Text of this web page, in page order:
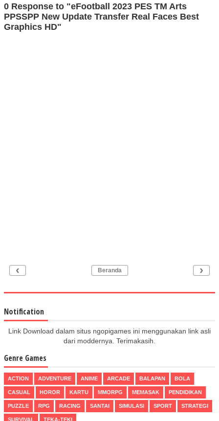
0 Response to "eFootball 2023 PES TM Arts
PPSSPP New Update Transfer Real Faces Best
Graphics HD"
‹ ›
Beranda
Notification
Link Download dalam situs ngopigames ini menggunakan link asli
dari moddernya. Terimakasih.
Genre Games
ACTION ADVENTURE ANIME ARCADE BALAPAN BOLA
CASUAL HOROR KARTU MMORPG MEMASAK PENDIDIKAN
PUZZLE RPG RACING SANTAI SIMULASI SPORT STRATEGI
SURVIVAL TEKA-TEKI